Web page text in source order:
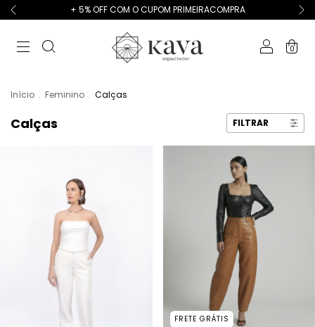
+ 5% OFF COM O CUPOM PRIMEIRACOMPRA
0
Início . Feminino . Calças
Calças FILTRAR
FRETE GRÁTIS